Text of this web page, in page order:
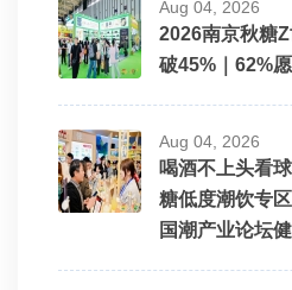
Aug 04, 2026
2026南京秋糖
破45%｜62%
Aug 04, 2026
喝酒不上头看
糖低度潮饮专
国潮产业论坛